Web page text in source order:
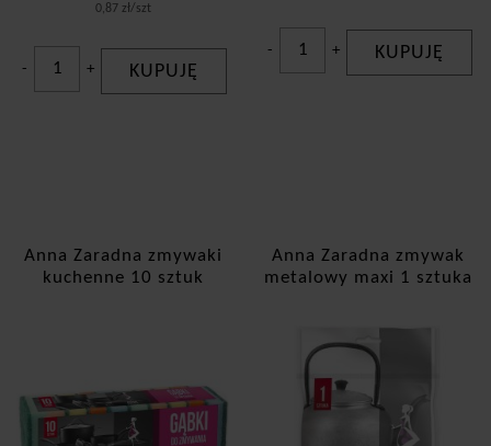
0,87 zł/szt
- + KUPUJĘ
- + KUPUJĘ
Anna Zaradna zmywaki
kuchenne 10 sztuk
Anna Zaradna zmywak
metalowy maxi 1 sztuka